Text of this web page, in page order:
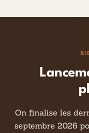
On finalise les
septembre 2026